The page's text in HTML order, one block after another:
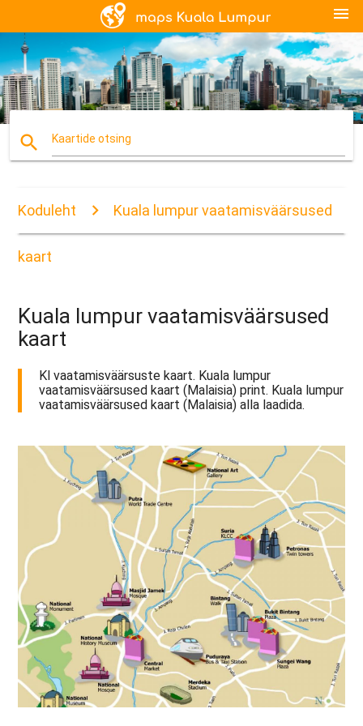
menu
search Kaartide otsing
Koduleht Kuala lumpur vaatamisväärsused
kaart
Kuala lumpur vaatamisväärsused
kaart
Kl vaatamisväärsuste kaart. Kuala lumpur
vaatamisväärsused kaart (Malaisia) print. Kuala lumpur
vaatamisväärsused kaart (Malaisia) alla laadida.